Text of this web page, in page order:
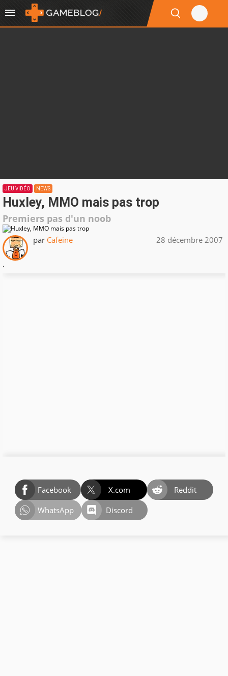
JEU VIDÉO NEWS
Huxley, MMO mais pas trop
Premiers pas d'un noob
par Cafeine 28 décembre 2007
.
Facebook X.com
Reddit
WhatsApp
Discord